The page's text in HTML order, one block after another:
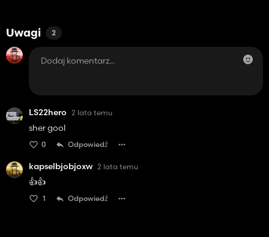
Uwagi 2
LS22hero 2 lata temu
sher gool
0 Odpowiedź
kapselbjobjoxw 2 lata temu
👍️👍️
1 Odpowiedź